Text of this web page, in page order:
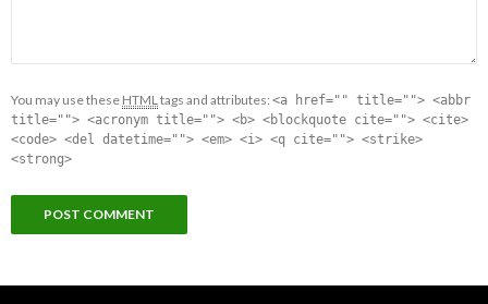
You may use these HTMLtags and attributes: <a href="" title=""> <abbr
title=""> <acronym title=""> <b> <blockquote cite=""> <cite>
<code> <del datetime=""> <em> <i> <q cite=""> <strike>
<strong>